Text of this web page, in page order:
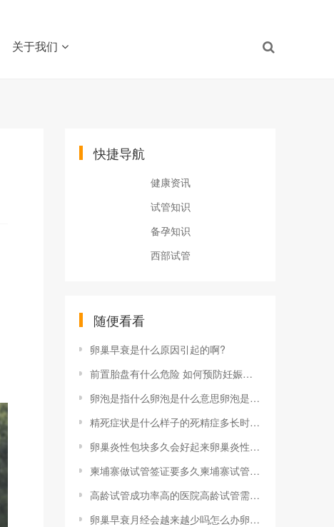
关于我们
快捷导航
健康资讯
试管知识
备孕知识
西部试管
随便看看
卵巢早衰是什么原因引起的啊?
前置胎盘有什么危险 如何预防妊娠前置胎盘有什么危险 如何预防
卵泡是指什么卵泡是什么意思卵泡是什么样子图片
精死症状是什么样子的死精症多长时间能治好
卵巢炎性包块多久会好起来卵巢炎性包块b超表现有哪些 会自己消失吗
柬埔寨做试管签证要多久柬埔寨试管婴儿做一次多少钱柬埔寨试管婴儿供卵过程分析
高龄试管成功率高的医院高龄试管需要做什么？要注意哪些问题？
卵巢早衰月经会越来越少吗怎么办卵巢早衰月经会越来越少吗女性卵巢早衰不一定月经量少